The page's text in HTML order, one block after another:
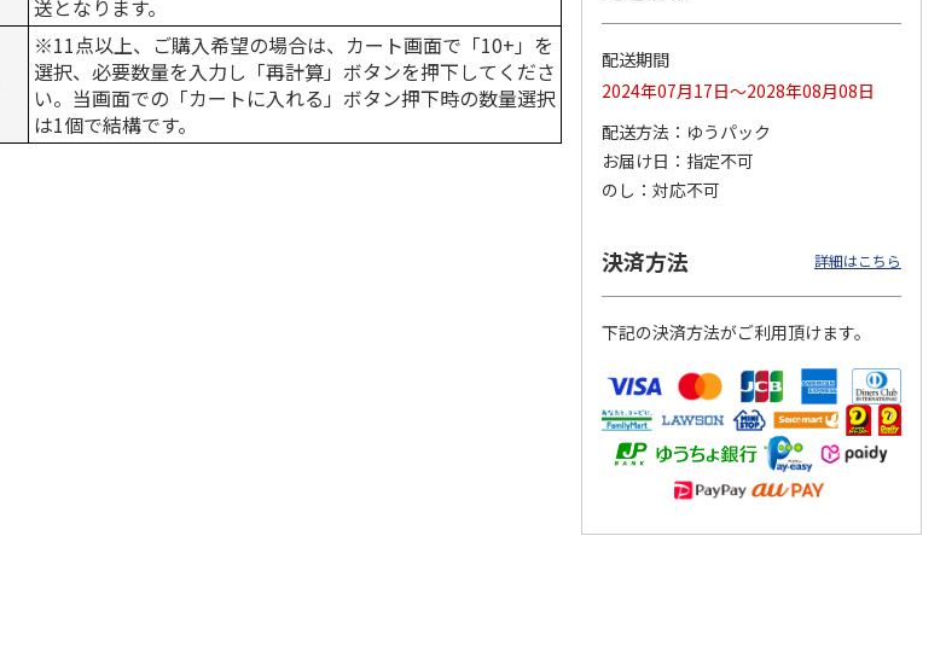
をとる砂専用 猫ト
イレ ナチュラルグ
1,550円
(送料別・税込)
ンド 4L
1,320円
(送料別・税込)
ぐるぐるボーン型 S
…
470円
(送料別・税込)
こ用 まぐろ・かつ
おに…
120円
(送料別・税込)
なた フルーティフ
ローラルの香り
590円
(送料別・税込)
100円
(送料別・税込)
送となります。
※11点以上、ご購入希望の場合は、カート画面で「10+」を
選択、必要数量を入力し「再計算」ボタンを押下してくださ
い。当画面での「カートに入れる」ボタン押下時の数量選択
は1個で結構です。
配送期間
2024年07月17日～2028年08月08日
配送方法
ゆうパック
お届け日
指定不可
のし
対応不可
決済方法 詳細はこちら
下記の決済方法がご利用頂けます。